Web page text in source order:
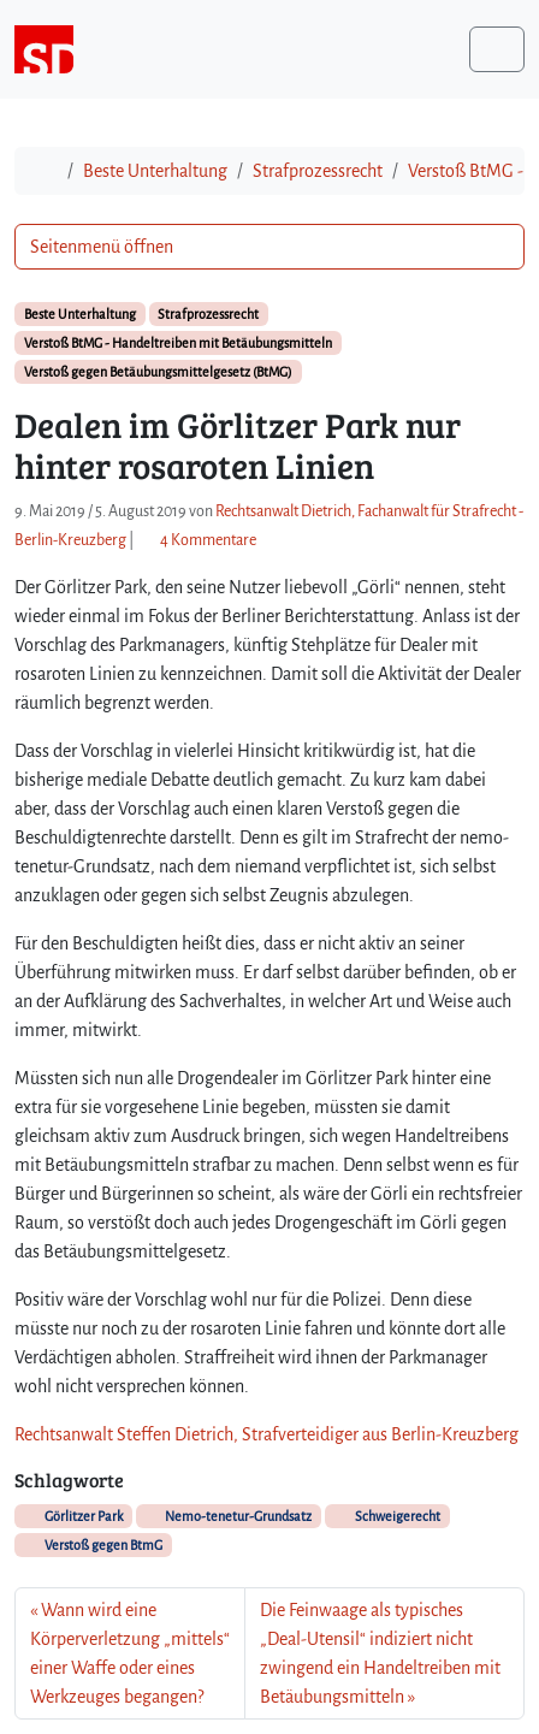
StartBeste Unterhaltung Strafprozessrecht Verstoß BtMG -
Beste Unterhaltung
Strafprozessrecht
Verstoß BtMG - Handeltreiben mit Betäubungsmitteln
Verstoß gegen Betäubungsmittelgesetz (BtMG)
Dealen im Görlitzer Park nur
hinter rosaroten Linien
9. Mai 2019 / 5. August 2019 von Rechtsanwalt Dietrich, Fachanwalt für Strafrecht -
Berlin-Kreuzberg
4 Kommentarez
D
e
G
ö
r
l
i
e
r
r
n
u
r
h
i
e
r
e
e
n
Der Görlitzer Park, den seine Nutzer liebevoll „Görli“ nennen, steht
wieder einmal im Fokus der Berliner Berichterstattung. Anlass ist der
Vorschlag des Parkmanagers, künftig Stehplätze für Dealer mit
rosaroten Linien zu kennzeichnen. Damit soll die Aktivität der Dealer
räumlich begrenzt werden.
Dass der Vorschlag in vielerlei Hinsicht kritikwürdig ist, hat die
bisherige mediale Debatte deutlich gemacht. Zu kurz kam dabei
aber, dass der Vorschlag auch einen klaren Verstoß gegen die
Beschuldigtenrechte darstellt. Denn es gilt im Strafrecht der nemo-
tenetur-Grundsatz, nach dem niemand verpflichtet ist, sich selbst
anzuklagen oder gegen sich selbst Zeugnis abzulegen.
Für den Beschuldigten heißt dies, dass er nicht aktiv an seiner
Überführung mitwirken muss. Er darf selbst darüber befinden, ob er
an der Aufklärung des Sachverhaltes, in welcher Art und Weise auch
immer, mitwirkt.
Müssten sich nun alle Drogendealer im Görlitzer Park hinter eine
extra für sie vorgesehene Linie begeben, müssten sie damit
gleichsam aktiv zum Ausdruck bringen, sich wegen Handeltreibens
mit Betäubungsmitteln strafbar zu machen. Denn selbst wenn es für
Bürger und Bürgerinnen so scheint, als wäre der Görli ein rechtsfreier
Raum, so verstößt doch auch jedes Drogengeschäft im Görli gegen
das Betäubungsmittelgesetz.
Positiv wäre der Vorschlag wohl nur für die Polizei. Denn diese
müsste nur noch zu der rosaroten Linie fahren und könnte dort alle
Verdächtigen abholen. Straffreiheit wird ihnen der Parkmanager
wohl nicht versprechen können.
Rechtsanwalt Steffen Dietrich, Strafverteidiger aus Berlin-Kreuzberg
Schlagworte
Görlitzer Park Nemo-tenetur-Grundsatz
Schweigerecht
Verstoß gegen BtmG
Wann wird eine
Körperverletzung „mittels“
einer Waffe oder eines
Werkzeuges begangen?
Die Feinwaage als typisches
„Deal-Utensil“ indiziert nicht
zwingend ein Handeltreiben mit
Betäubungsmitteln
Seitenmenü öffnen